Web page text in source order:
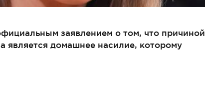
заявлением о том, что причиной
является домашнее насилие, которому